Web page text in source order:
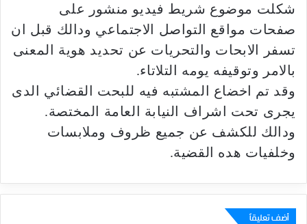
شكلت موضوع شريط فيديو منشور على
صفحات مواقع التواصل الاجتماعي ودالك قبل ان
تسفر الابحات والتحريات عن تحديد هوية المعنى
بالامر وتوقيفه يومه التلاتاء.
وقد تم اخضاع المشتبه فيه للبحت القضائي الدى
يجرى تحت اشراف النيابة العامة المختصة.
ودالك للكشف عن جميع ظروف وملابسات
وخلفيات هده القضية.
أضف تعليقاً